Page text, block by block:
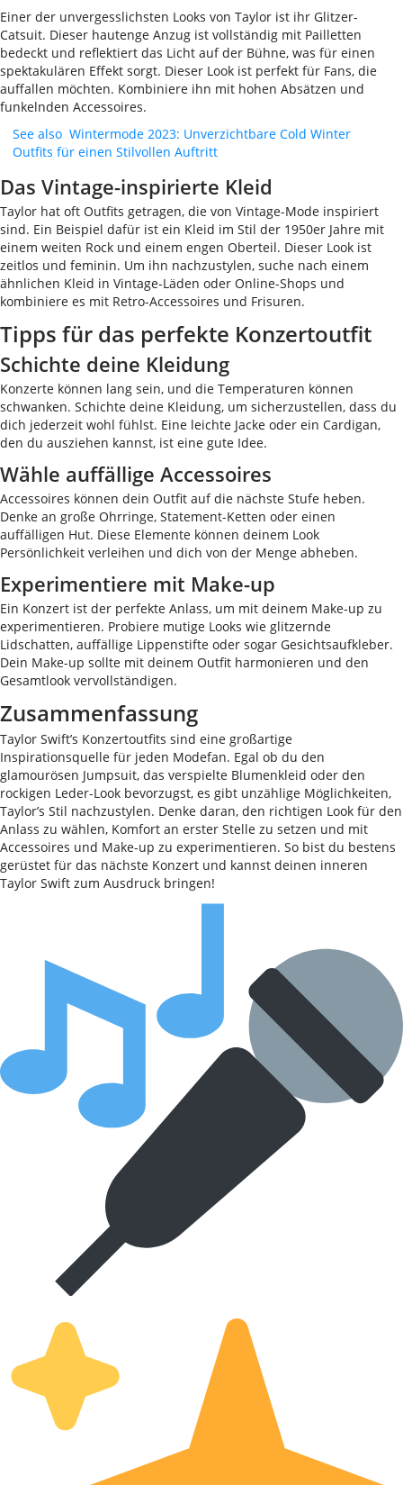
Einer der unvergesslichsten Looks von Taylor ist ihr Glitzer-
Catsuit. Dieser hautenge Anzug ist vollständig mit Pailletten
bedeckt und reflektiert das Licht auf der Bühne, was für einen
spektakulären Effekt sorgt. Dieser Look ist perfekt für Fans, die
auffallen möchten. Kombiniere ihn mit hohen Absätzen und
funkelnden Accessoires.
See also Wintermode 2023: Unverzichtbare Cold Winter
Outfits für einen Stilvollen Auftritt
Das Vintage-inspirierte Kleid
Taylor hat oft Outfits getragen, die von Vintage-Mode inspiriert
sind. Ein Beispiel dafür ist ein Kleid im Stil der 1950er Jahre mit
einem weiten Rock und einem engen Oberteil. Dieser Look ist
zeitlos und feminin. Um ihn nachzustylen, suche nach einem
ähnlichen Kleid in Vintage-Läden oder Online-Shops und
kombiniere es mit Retro-Accessoires und Frisuren.
Tipps für das perfekte Konzertoutfit
Schichte deine Kleidung
Konzerte können lang sein, und die Temperaturen können
schwanken. Schichte deine Kleidung, um sicherzustellen, dass du
dich jederzeit wohl fühlst. Eine leichte Jacke oder ein Cardigan,
den du ausziehen kannst, ist eine gute Idee.
Wähle auffällige Accessoires
Accessoires können dein Outfit auf die nächste Stufe heben.
Denke an große Ohrringe, Statement-Ketten oder einen
auffälligen Hut. Diese Elemente können deinem Look
Persönlichkeit verleihen und dich von der Menge abheben.
Experimentiere mit Make-up
Ein Konzert ist der perfekte Anlass, um mit deinem Make-up zu
experimentieren. Probiere mutige Looks wie glitzernde
Lidschatten, auffällige Lippenstifte oder sogar Gesichtsaufkleber.
Dein Make-up sollte mit deinem Outfit harmonieren und den
Gesamtlook vervollständigen.
Zusammenfassung
Taylor Swift’s Konzertoutfits sind eine großartige
Inspirationsquelle für jeden Modefan. Egal ob du den
glamourösen Jumpsuit, das verspielte Blumenkleid oder den
rockigen Leder-Look bevorzugst, es gibt unzählige Möglichkeiten,
Taylor’s Stil nachzustylen. Denke daran, den richtigen Look für den
Anlass zu wählen, Komfort an erster Stelle zu setzen und mit
Accessoires und Make-up zu experimentieren. So bist du bestens
gerüstet für das nächste Konzert und kannst deinen inneren
Taylor Swift zum Ausdruck bringen!